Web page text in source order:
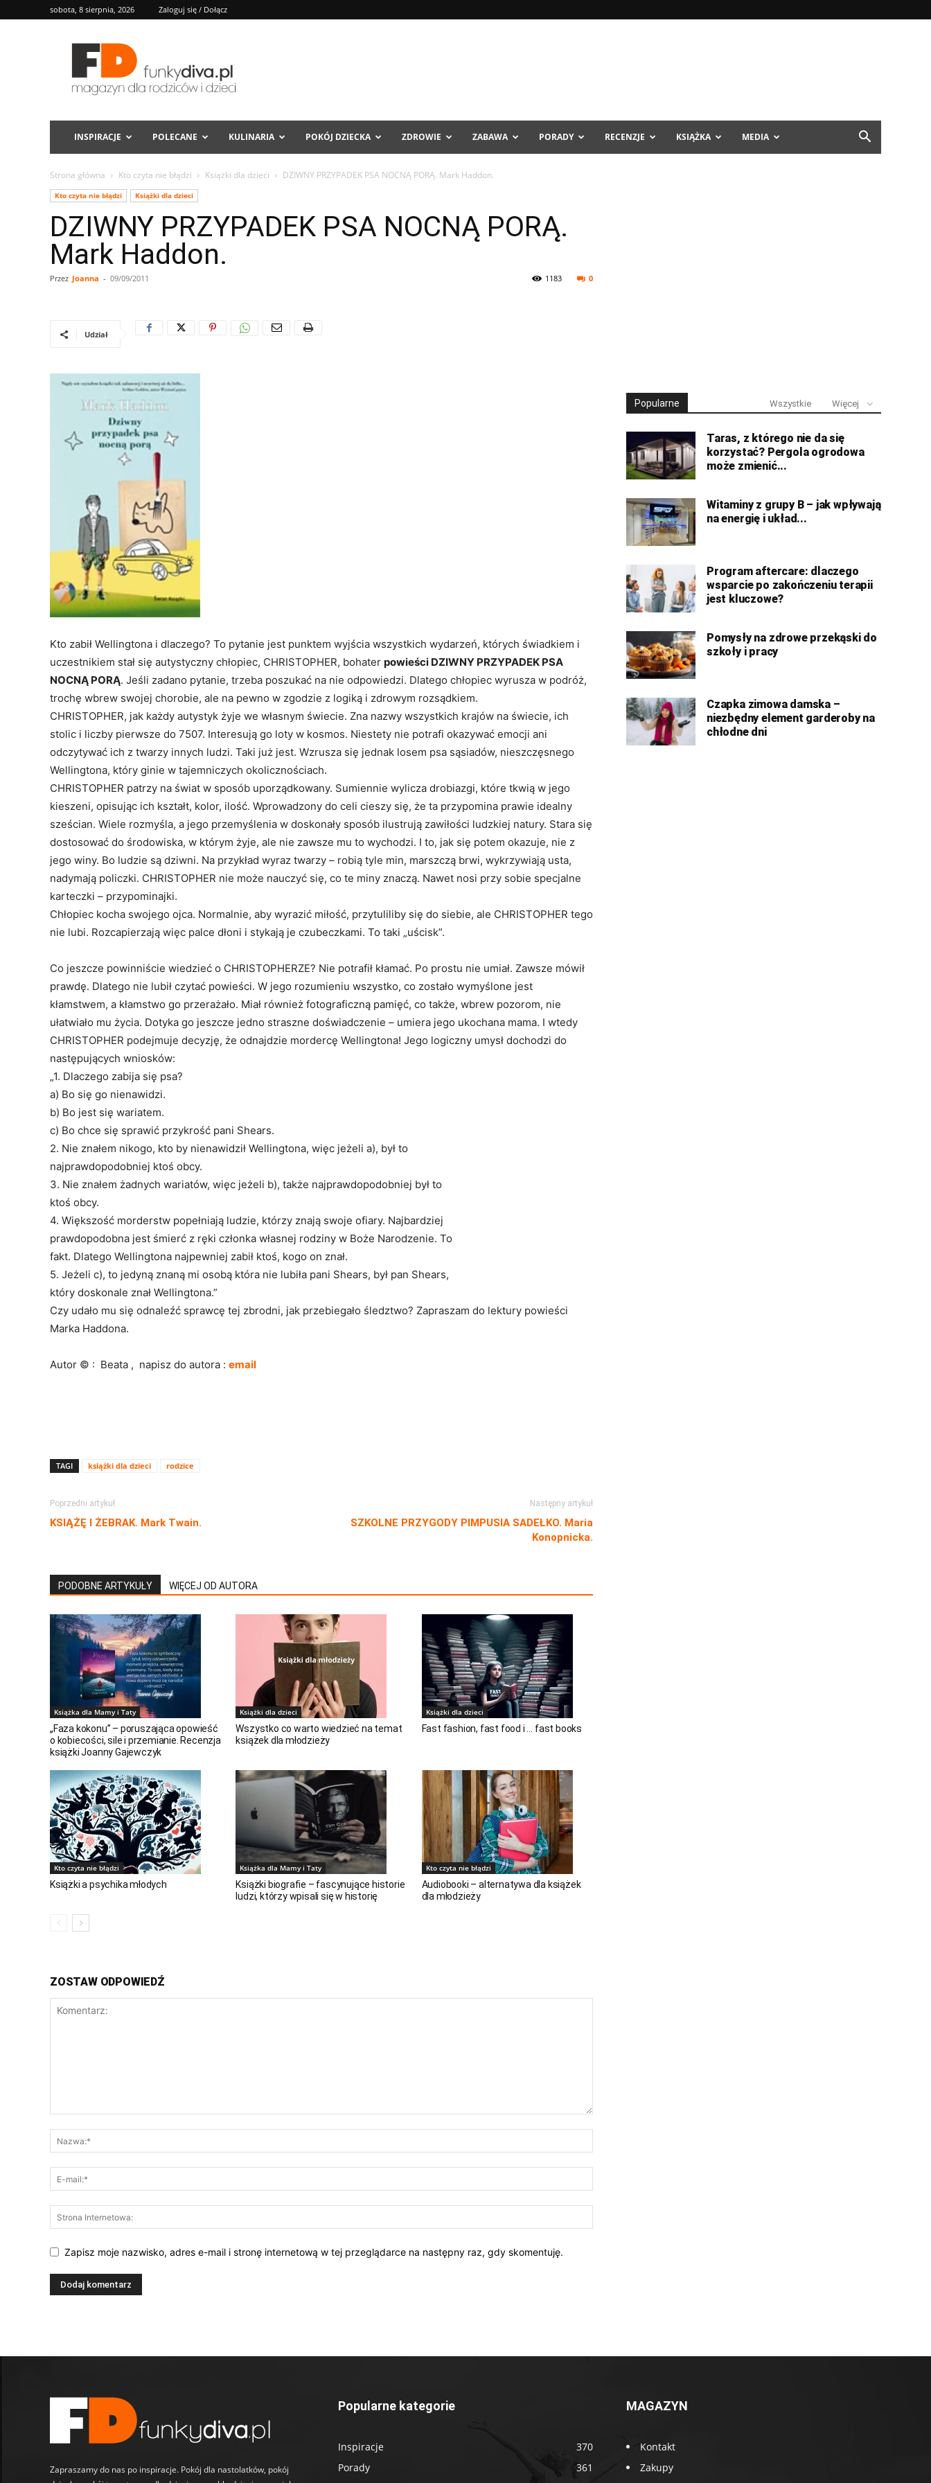
sobota, 8 sierpnia, 2026 Zaloguj się / Dołącz
FD
INSPIRACJE POLECANE KULINARIA POKÓJ DZIECKA ZDROWIE ZABAWA PORADY RECENZJE KSIĄŻKA MEDIA
Strona główna Kto czyta nie błądzi Książki dla dzieci DZIWNY PRZYPADEK PSA NOCNĄ PORĄ. Mark Haddon.
Kto czyta nie błądzi Książki dla dzieci
DZIWNY PRZYPADEK PSA NOCNĄ PORĄ.
Mark Haddon.
Przez Joanna - 09/09/2011 0
1183
Udział
Kto zabił Wellingtona i dlaczego? To pytanie jest punktem wyjścia wszystkich wydarzeń, których świadkiem i
uczestnikiem stał się autystyczny chłopiec, CHRISTOPHER, bohater powieści DZIWNY PRZYPADEK PSA
NOCNĄ PORĄ. Jeśli zadano pytanie, trzeba poszukać na nie odpowiedzi. Dlatego chłopiec wyrusza w podróż,
trochę wbrew swojej chorobie, ale na pewno w zgodzie z logiką i zdrowym rozsądkiem.
CHRISTOPHER, jak każdy autystyk żyje we własnym świecie. Zna nazwy wszystkich krajów na świecie, ich
stolic i liczby pierwsze do 7507. Interesują go loty w kosmos. Niestety nie potrafi okazywać emocji ani
odczytywać ich z twarzy innych ludzi. Taki już jest. Wzrusza się jednak losem psa sąsiadów, nieszczęsnego
Wellingtona, który ginie w tajemniczych okolicznościach.
CHRISTOPHER patrzy na świat w sposób uporządkowany. Sumiennie wylicza drobiazgi, które tkwią w jego
kieszeni, opisując ich kształt, kolor, ilość. Wprowadzony do celi cieszy się, że ta przypomina prawie idealny
sześcian. Wiele rozmyśla, a jego przemyślenia w doskonały sposób ilustrują zawiłości ludzkiej natury. Stara się
dostosować do środowiska, w którym żyje, ale nie zawsze mu to wychodzi. I to, jak się potem okazuje, nie z
jego winy. Bo ludzie są dziwni. Na przykład wyraz twarzy – robią tyle min, marszczą brwi, wykrzywiają usta,
nadymają policzki. CHRISTOPHER nie może nauczyć się, co te miny znaczą. Nawet nosi przy sobie specjalne
karteczki – przypominajki.
Chłopiec kocha swojego ojca. Normalnie, aby wyrazić miłość, przytuliliby się do siebie, ale CHRISTOPHER tego
nie lubi. Rozcapierzają więc palce dłoni i stykają je czubeczkami. To taki „uścisk”.
Co jeszcze powinniście wiedzieć o CHRISTOPHERZE? Nie potrafił kłamać. Po prostu nie umiał. Zawsze mówił
prawdę. Dlatego nie lubił czytać powieści. W jego rozumieniu wszystko, co zostało wymyślone jest
kłamstwem, a kłamstwo go przerażało. Miał również fotograficzną pamięć, co także, wbrew pozorom, nie
ułatwiało mu życia. Dotyka go jeszcze jedno straszne doświadczenie – umiera jego ukochana mama. I wtedy
CHRISTOPHER podejmuje decyzję, że odnajdzie mordercę Wellingtona! Jego logiczny umysł dochodzi do
następujących wniosków:
„1. Dlaczego zabija się psa?
a) Bo się go nienawidzi.
b) Bo jest się wariatem.
c) Bo chce się sprawić przykrość pani Shears.
2. Nie znałem nikogo, kto by nienawidził Wellingtona, więc jeżeli a), był to
najprawdopodobniej ktoś obcy.
3. Nie znałem żadnych wariatów, więc jeżeli b), także najprawdopodobniej był to
ktoś obcy.
4. Większość morderstw popełniają ludzie, którzy znają swoje ofiary. Najbardziej
prawdopodobna jest śmierć z ręki członka własnej rodziny w Boże Narodzenie. To
fakt. Dlatego Wellingtona najpewniej zabił ktoś, kogo on znał.
5. Jeżeli c), to jedyną znaną mi osobą która nie lubiła pani Shears, był pan Shears,
który doskonale znał Wellingtona.”
Czy udało mu się odnaleźć sprawcę tej zbrodni, jak przebiegało śledztwo? Zapraszam do lektury powieści
Marka Haddona.
Autor © : Beata , napisz do autora : email
TAGI książki dla dzieci rodzice
Poprzedni artykuł
KSIĄŻĘ I ŻEBRAK. Mark Twain.
Następny artykuł
SZKOLNE PRZYGODY PIMPUSIA SADEŁKO. Maria
Konopnicka.
PODOBNE ARTYKUŁY WIĘCEJ OD AUTORA
Książka dla Mamy i Taty
„Faza kokonu” – poruszająca opowieść
o kobiecości, sile i przemianie. Recenzja
książki Joanny Gajewczyk
Książki dla dzieci
Wszystko co warto wiedzieć na temat
książek dla młodzieży
Książki dla dzieci
Fast fashion, fast food i … fast books
Kto czyta nie błądzi
Książki a psychika młodych
Książka dla Mamy i Taty
Książki biografie – fascynujące historie
ludzi, którzy wpisali się w historię
Kto czyta nie błądzi
Audiobooki – alternatywa dla książek
dla młodzieży
ZOSTAW ODPOWIEDŹ
Zapisz moje nazwisko, adres e-mail i stronę internetową w tej przeglądarce na następny raz, gdy skomentuję.
Popularne Wszystkie Więcej
Taras, z którego nie da się
korzystać? Pergola ogrodowa
może zmienić...
Witaminy z grupy B – jak wpływają
na energię i układ...
Program aftercare: dlaczego
wsparcie po zakończeniu terapii
jest kluczowe?
Pomysły na zdrowe przekąski do
szkoły i pracy
Czapka zimowa damska –
niezbędny element garderoby na
chłodne dni
Zapraszamy do nas po inspiracje. Pokój dla nastolatków, pokój
Popularne kategorie
Inspiracje
370
Porady
361
MAGAZYN
Kontakt
Zakupy